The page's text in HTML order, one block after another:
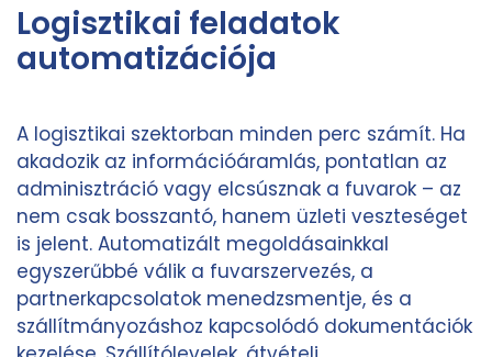
Logisztikai feladatok
automatizációja
A logisztikai szektorban minden perc számít. Ha
akadozik az információáramlás, pontatlan az
adminisztráció vagy elcsúsznak a fuvarok – az
nem csak bosszantó, hanem üzleti veszteséget
is jelent. Automatizált megoldásainkkal
egyszerűbbé válik a fuvarszervezés, a
partnerkapcsolatok menedzsmentje, és a
szállítmányozáshoz kapcsolódó dokumentációk